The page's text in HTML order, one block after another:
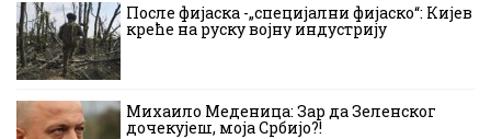
После фијаска -„специјални фијаско“: Кијев
креће на руску војну индустрију
Михаило Меденица: Зар да Зеленског
дочекујеш, моја Србијо?!